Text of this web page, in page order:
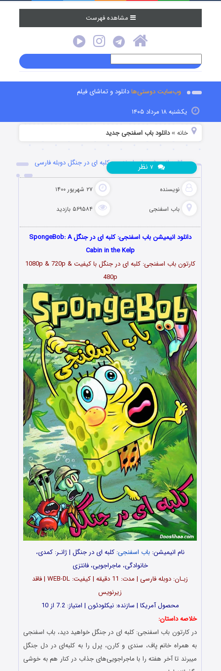
مشاهده فهرست
وب‌سایت دوستی‌هادانلود و تماشای فیلم
یکشنبه ۱۸ مرداد ۱۴۰۵
خانه »دانلود باب اسفنجی جدید
دانلود انیمیشن باب اسفنجی: کلبه ای در جنگل دوبله فارسی
نویسنده ۲۷ شهریور ۱۴۰۰
باب اسفنجی ۵۶۹۵۸۴ بازدید
نظر
دانلود انیمیشن باب اسفنجی: کلبه ای در جنگل SpongeBob: A
Cabin in the Kelp
کارتون باب اسفنجی: کلبه ای در جنگل با کیفیت 1080p & 720p &
480p
نام انیمیشن:باب اسفنجی: کلبه ای در جنگل | ژانـر: کمدی،
خانوادگی، ماجراجویی، فانتزی
زبـان: دوبله فارسی | مدت: 11 دقیقه | کیفیت: WEB-DL | فاقد
زیرنویس
محصول آمریکا | سازنده: نیکلودئون | امتیاز: 7.2 از 10
خلاصه داستان:
در کارتون باب اسفنجی: کلبه ای در جنگل خواهید دید، باب اسفنجی
به همراه خانم پاف، سندی و کارن، پرل را به کلبه‌ای در دل جنگل
میبرند تا آخر هفته را با ماجراجویی‌های جذاب در کنار هم به خوشی